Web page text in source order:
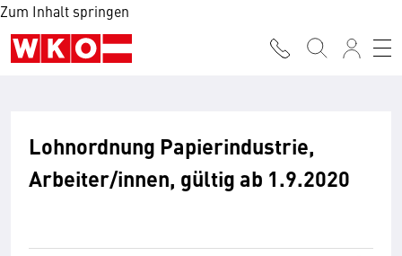
Zum Inhalt springen
Lohnordnung Papierindustrie,
Arbeiter/innen, gültig ab 1.9.2020